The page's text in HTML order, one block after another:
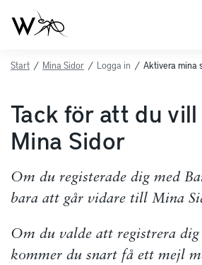
Start / Mina Sidor / Logga in / Aktivera mina
Tack för att du
Mina Sidor
Om du registerade dig med
bara att går vidare till Mina
Om du valde att registrera
kommer du snart få ett mejl